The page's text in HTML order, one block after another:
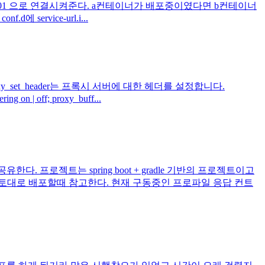
으로 연결시켜준다. a컨테이너가 배포중이였다면 b컨테이너
에 service-url.i...
는 프록시 서버에 대한 헤더를 설정합니다.
on | off; proxy_buff...
한다. 프로젝트는 spring boot + gradle 기반의 프로젝트이고
로 배포할때 참고한다. 현재 구동중인 프로파일 응답 컨트